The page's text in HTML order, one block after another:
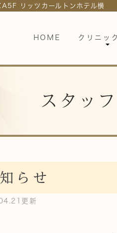
リッツカールトンホテル横
HOME クリニッ
スタッ
らせ
更新